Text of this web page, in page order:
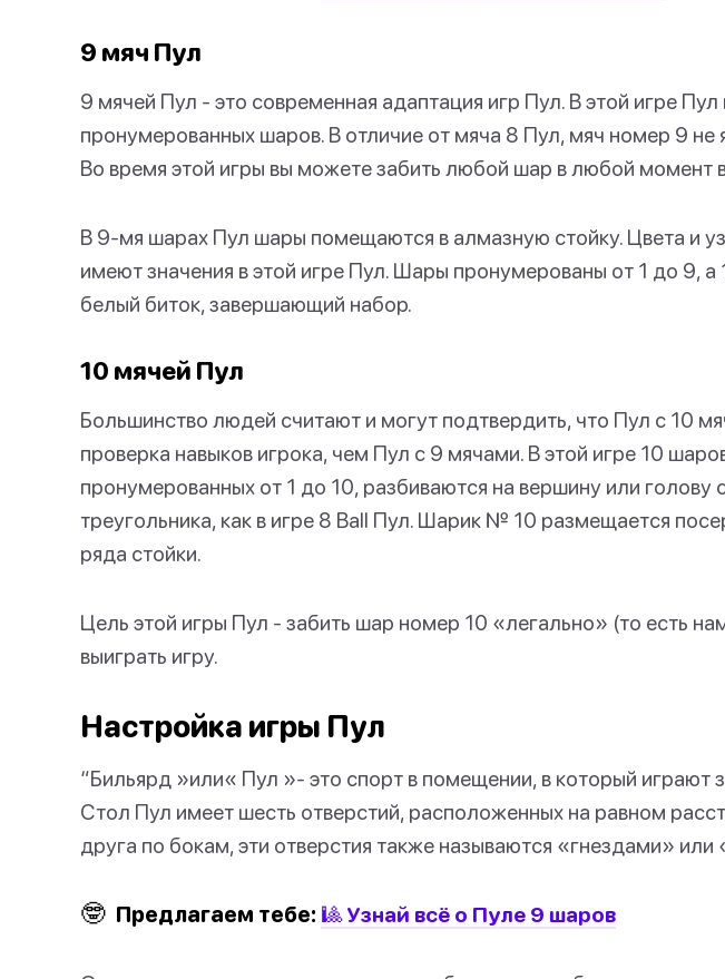
9 мяч Пул
9 мячей Пул - это современная адаптация игр Пул. В этой игре Пул
пронумерованных шаров. В отличие от мяча 8 Пул, мяч номер 9 не
Во время этой игры вы можете забить любой шар в любой момент
В 9-мя шарах Пул шары помещаются в алмазную стойку. Цвета и
имеют значения в этой игре Пул. Шары пронумерованы от 1 до 9,
белый биток, завершающий набор.
10 мячей Пул
Большинство людей считают и могут подтвердить, что Пул с 10
проверка навыков игрока, чем Пул с 9 мячами. В этой игре 10
пронумерованных от 1 до 10, разбиваются на вершину или голову
треугольника, как в игре 8 Ball Пул. Шарик № 10 размещается
ряда стойки.
Цель этой игры Пул - забить шар номер 10 «легально» (то есть
выиграть игру.
Настройка игры Пул
“Бильярд »или« Пул »- это спорт в помещении, в который играют
Стол Пул имеет шесть отверстий, расположенных на равном
друга по бокам, эти отверстия также называются «гнездами» или
🤓 Предлагаем тебе: 🎱 Узнай всё о Пуле 9 шаров